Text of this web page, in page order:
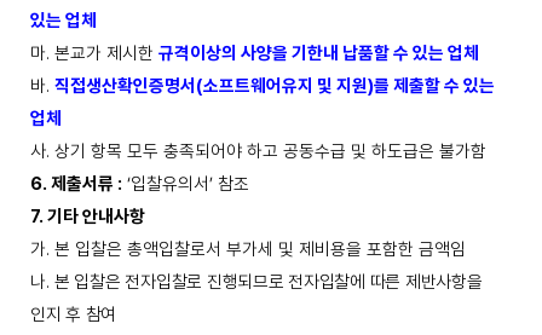
있는 업체
마. 본교가 제시한 규격이상의 사양을 기한내 납품할 수 있는 업체
바. 직접생산확인증명서 (소프트웨어유지 및 지원)를 제출할 수 있는
업체
사. 상기 항목 모두 충족되어야 하고 공동수급 및 하도급은 불가함
6. 제출서류 : ‘입찰유의서’ 참조
7. 기타 안내사항
가. 본 입찰은 총액입찰로서 부가세 및 제비용을 포함한 금액임
나. 본 입찰은 전자입찰로 진행되므로 전자입찰에 따른 제반사항을
인지 후 참여